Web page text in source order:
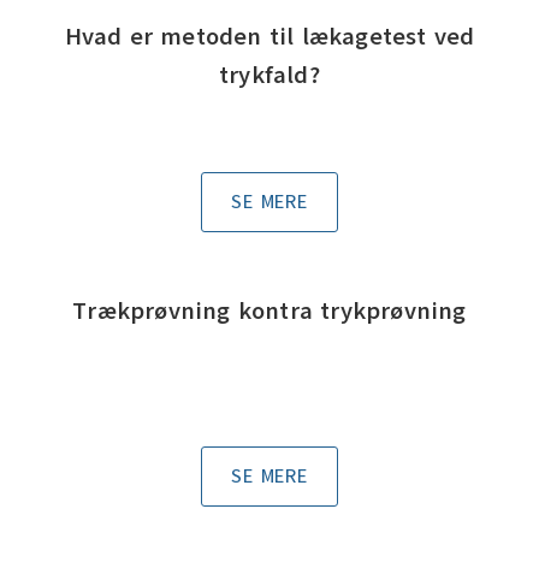
Hvad er metoden til lækagetest ved
trykfald?
SE MERE
Trækprøvning kontra trykprøvning
SE MERE